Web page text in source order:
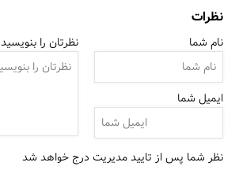
نظرات
نام شما
ایمیل شما
نظرتان را بنویسید
نظر شما پس از تایید مدیریت درج خواهد شد